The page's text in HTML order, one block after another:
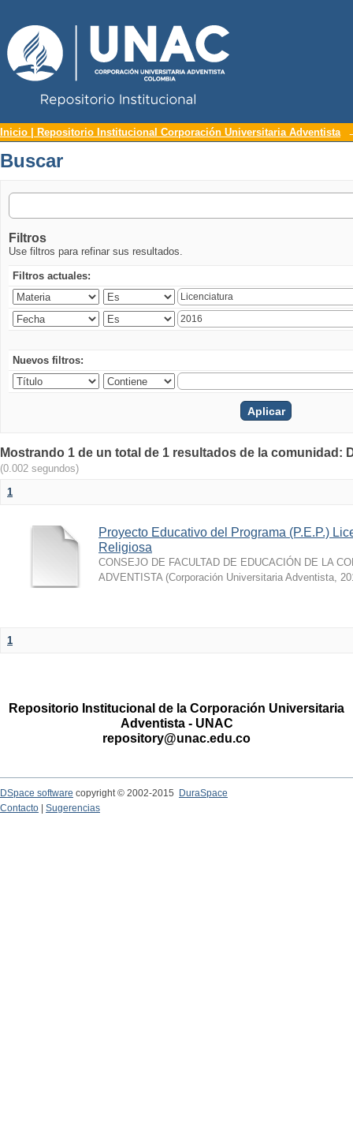
Buscar
Inicio | Repositorio Institucional Corporación Universitaria Adventista
Buscar
Filtros
Use filtros para refinar sus resultados.
Filtros actuales:
Nuevos filtros:
Mostrando 1 de un total de 1 resultados de la comunidad:
(0.002 segundos)
1
Proyecto Educativo del Programa (P.E.P.)
Religiosa
CONSEJO DE FACULTAD DE EDUCACIÓN DE LA
ADVENTISTA (Corporación Universitaria Adventista,
1
Repositorio Institucional de la Corporación Universitaria
Adventista - UNAC
repository@unac.edu.co
DSpace software copyright © 2002-2015
DuraSpace
Contacto
Sugerencias